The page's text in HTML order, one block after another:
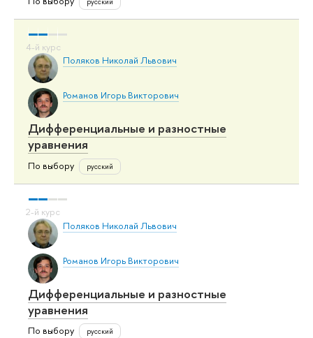
Поляков Николай Львович
Романов Игорь Викторович
Дифференциальные и разностные
уравнения
По выбору русский
Поляков Николай Львович
Романов Игорь Викторович
Дифференциальные и разностные
уравнения
По выбору русский